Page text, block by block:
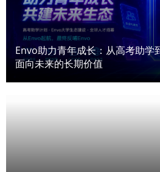
Envo助力青年成长：从高考助学
面向未来的长期价值